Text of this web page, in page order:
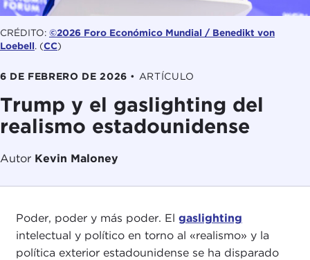
CRÉDITO: ©2026 Foro Económico Mundial / Benedikt von
Loebell. (CC)
6 DE FEBRERO DE 2026 • ARTÍCULO
Trump y el gaslighting del
realismo estadounidense
Autor Kevin Maloney
Poder, poder y más poder. El gaslighting
intelectual y político en torno al «realismo» y la
política exterior estadounidense se ha disparado